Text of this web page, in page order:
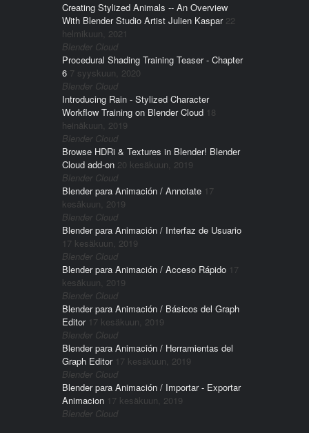
Creating Stylized Animals -- An Overview
With Blender Studio Artist Julien Kaspar 22
helmikuun, 2021
Blender Cloud
Procedural Shading Training Teaser - Chapter
6 7 syyskuun, 2020
Blender Cloud
Introducing Rain - Stylized Character
Workflow Training on Blender Cloud 18
heinäkuun, 2019
Blender Cloud
Browse HDRi & Textures in Blender! Blender
Cloud add-on 20 kesäkuun, 2019
Blender Cloud
Blender para Animación / Annotate 17
kesäkuun, 2019
Blender Cloud
Blender para Animación / Interfaz de Usuario
17 kesäkuun, 2019
Blender Cloud
Blender para Animación / Acceso Rápido 17
kesäkuun, 2019
Blender Cloud
Blender para Animación / Básicos del Graph
Editor 17 kesäkuun, 2019
Blender Cloud
Blender para Animación / Herramientas del
Graph Editor 17 kesäkuun, 2019
Blender Cloud
Blender para Animación / Importar - Exportar
Animacion 17 kesäkuun, 2019
Blender Cloud